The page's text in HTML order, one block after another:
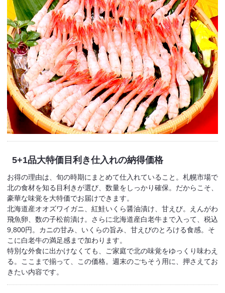
5+1品大特価 目利き仕入れの納得価格
お得の理由は、旬の時期にまとめて仕入れていること。札幌市場で
北の食材を知る目利きが選び、数量をしっかり確保。だからこそ、
豪華な味覚を大特価でお届けできます。
北海道産オオズワイガニ、紅鮭いくら醤油漬け、甘えび。えんがわ
飛魚卵、数の子松前漬け。さらに北海道産白老牛まで入って、税込
9,800円。カニの甘み、いくらの旨み、甘えびのとろける食感。そ
こに白老牛の満足感まで加わります。
特別な外食に出かけなくても、ご家庭で北の味覚をゆっくり味わえ
る。ここまで揃って、この価格。週末のごちそう用に、押さえてお
きたい内容です。